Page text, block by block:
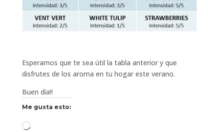
Esperamos que te sea útil la tabla anterior y que
disfrutes de los aroma en tu hogar este verano.
Buen día!!
Me gusta esto:
Cargando...